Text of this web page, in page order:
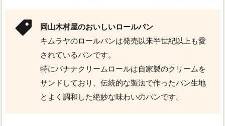
岡山木村屋のおいしいロールパン
キムラヤのロールパンは発売以来半世紀以上も愛
されているパンです。
特にバナナクリームロールは自家製のクリームを
サンドしており、伝統的な製法で作ったパン生地
とよく調和した絶妙な味わいのパンです。